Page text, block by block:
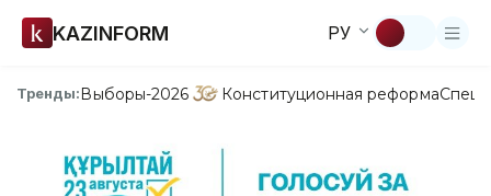
KAZINFORM РУ
Тренды:Выборы-2026 Конституционная реформа